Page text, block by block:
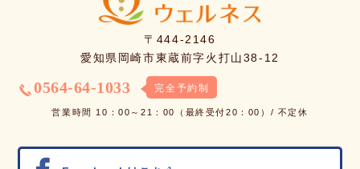
〒444-2146
愛知県岡崎市東蔵前字火打山38-12
0564-64-1033 完全予約制
営業時間 10：00～21：00（最終受付20：00）/ 不定休